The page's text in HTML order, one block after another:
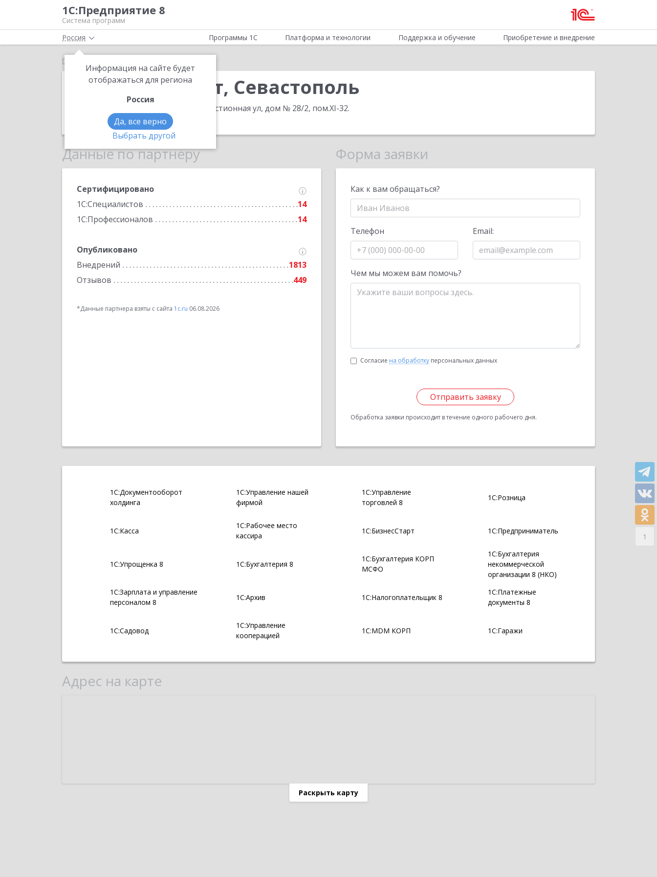
1С:Предприятие 8
Система программ
Россия
Информация на сайте будет
отображаться для региона
Россия
Да, все верно
Выбрать другой
Программы 1С Платформа и технологии Поддержка и обучение Приобретение и внедрение
Главная
1С:Первый Бит, Севастополь
299007, Севастополь г, 4-я Бастионная ул, дом № 28/2, пом.XI-32.
Телефон: (8692) 41-7080
Данные по партнеру
Сертифицировано
1С:Специалистов
14
1С:Профессионалов
14
Опубликовано
Внедрений
1813
Отзывов
449
*Данные партнера взяты с сайта 1c.ru 06.08.2026
Форма заявки
Как к вам обращаться?
Телефон Email:
Чем мы можем вам помочь?
Согласие на обработку персональных данных
Отправить заявку
Обработка заявки происходит в течение одного рабочего дня.
1С:Документооборот
холдинга
1С:Управление нашей
фирмой
1С:Управление
торговлей 8
1С:Розница
1С:Касса
1С:Рабочее место
кассира
1С:БизнесСтарт 1С:Предприниматель
1С:Упрощенка 8 1С:Бухгалтерия 8
1С:Бухгалтерия КОРП
МСФО
1С:Бухгалтерия
некоммерческой
организации 8 (НКО)
1С:Зарплата и управление
персоналом 8
1С:Архив 1С:Налогоплательщик 8
1С:Платежные
документы 8
1С:Садовод
1С:Управление
кооперацией
1С:MDM КОРП 1С:Гаражи
Адрес на карте
Раскрыть карту
1